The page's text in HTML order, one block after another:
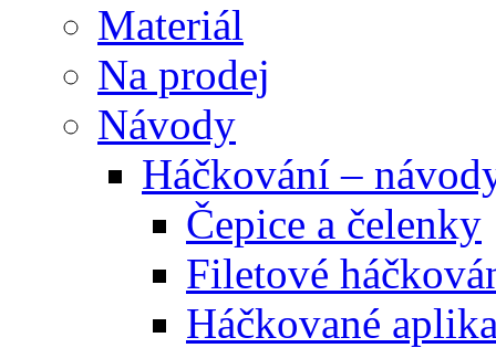
Materiál
Na prodej
Návody
Háčkování –
Čepice a čelenky
Filetové
Háčkované